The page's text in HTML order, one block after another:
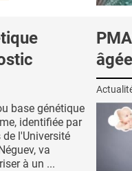
base génétique
identifiée par
l'Université
va
à un ...